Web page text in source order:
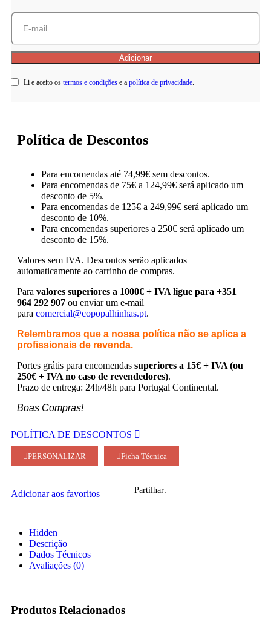
Li e aceito os termos e condições e a política de privacidade.
Política de Descontos
Para encomendas até 74,99€ sem descontos.
Para encomendas de 75€ a 124,99€ será aplicado um
desconto de 5%.
Para encomendas de 125€ a 249,99€ será aplicado um
desconto de 10%.
Para encomendas superiores a 250€ será aplicado um
desconto de 15%.
Valores sem IVA. Descontos serão aplicados
automaticamente ao carrinho de compras.
Para valores superiores a 1000€ + IVA ligue para +351
964 292 907 ou enviar um e-mail
para comercial@copopalhinhas.pt.
Relembramos que a nossa política não se aplica a
profissionais de revenda.
Portes grátis para encomendas superiores a 15€ + IVA (ou
250€ + IVA no caso de revendedores).
Prazo de entrega: 24h/48h para Portugal Continental.
Boas Compras!
POLÍTICA DE DESCONTOS
PERSONALIZAR Ficha Técnica
Adicionar aos favoritos Partilhar:
Hidden
Descrição
Dados Técnicos
Avaliações (0)
Produtos Relacionados